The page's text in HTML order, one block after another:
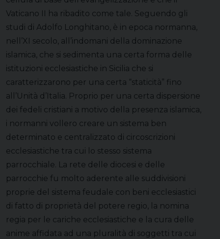
Vaticano II ha ribadito come tale. Seguendo gli
studi di Adolfo Longhitano, è in epoca normanna,
nell’XI secolo, all’indomani della dominazione
islamica, che si sedimenta una certa forma delle
istituzioni ecclesiastiche in Sicilia che si
caratterizzarono per una certa “staticità” fino
all’Unità d’Italia. Proprio per una certa dispersione
dei fedeli cristiani a motivo della presenza islamica,
i normanni vollero creare un sistema ben
determinato e centralizzato di circoscrizioni
ecclesiastiche tra cui lo stesso sistema
parrocchiale. La rete delle diocesi e delle
parrocchie fu molto aderente alle suddivisioni
proprie del sistema feudale con beni ecclesiastici
di fatto di proprietà del potere regio, la nomina
regia per le cariche ecclesiastiche e la cura delle
anime affidata ad una pluralità di soggetti tra cui